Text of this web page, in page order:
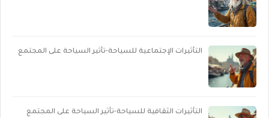
التأثيرات الإجتماعية للسياحة-تأثير السياحة على المجتمع
التأثيرات الثقافية للسياحة-تأثير السياحة على المجتمع